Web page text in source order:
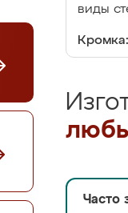
виды
Кромка:
Часто